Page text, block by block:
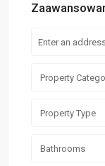
Property
Property Type
Bathrooms